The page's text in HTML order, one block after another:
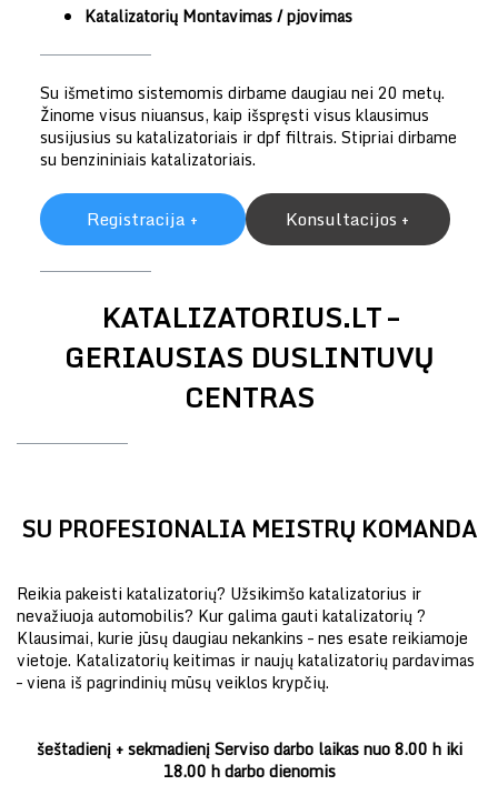
Katalizatorių Montavimas / pjovimas
Su išmetimo sistemomis dirbame daugiau nei 20 metų.
Žinome visus niuansus, kaip išspręsti visus klausimus
susijusius su katalizatoriais ir dpf filtrais. Stipriai dirbame
su benzininiais katalizatoriais.
Registracija + Konsultacijos +
KATALIZATORIUS.LT –
GERIAUSIAS DUSLINTUVŲ
CENTRAS
SU PROFESIONALIA MEISTRŲ KOMANDA
Reikia pakeisti katalizatorių? Užsikimšo katalizatorius ir
nevažiuoja automobilis? Kur galima gauti katalizatorių ?
Klausimai, kurie jūsų daugiau nekankins – nes esate reikiamoje
vietoje. Katalizatorių keitimas ir naujų katalizatorių pardavimas
– viena iš pagrindinių mūsų veiklos krypčių.
šeštadienį + sekmadienį Serviso darbo laikas nuo 8.00 h iki
18.00 h darbo dienomis